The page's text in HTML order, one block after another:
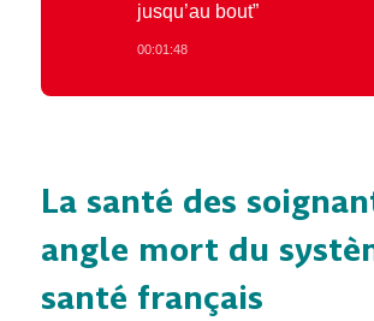
jusqu’au bout”
00:01:48
La santé des
angle mort du
santé français